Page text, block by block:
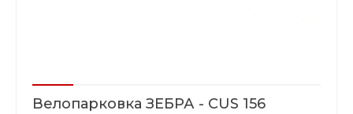
Велопарковка ЗЕБРА - CUS 156